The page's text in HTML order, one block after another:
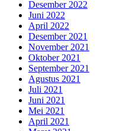
Desember 2022
Juni 2022
April 2022
Desember 2021
November 2021
Oktober 2021
September 2021
Agustus 2021
Juli 2021
Juni 2021
Mei 2021
April 2021